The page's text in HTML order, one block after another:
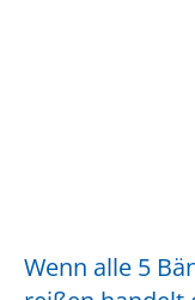
Wenn alle 5